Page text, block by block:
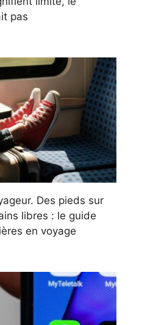
pas
Des pieds sur
libres : le guide
en voyage